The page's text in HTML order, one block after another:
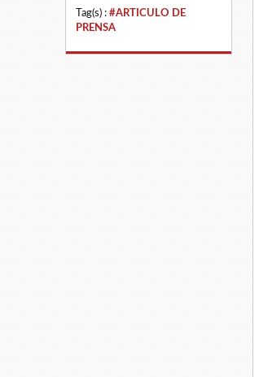
Tag(s) : #ARTICULO DE
PRENSA